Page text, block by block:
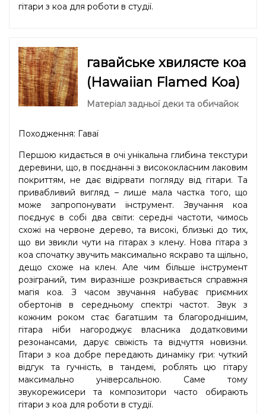
гітари з коа для роботи в студії.
гавайське хвилясте коа
(Hawaiian Flamed Koa)
Матеріал задньої деки та обичайок
Походження: Гаваї
Першою кидається в очі унікальна глибина текстури
деревини, що, в поєднанні з висококласним лаковим
покриттям, не дає відірвати погляду від гітари. Та
привабливий вигляд – лише мала частка того, що
може запропонувати інструмент. Звучання кoa
поєднує в собі два світи: середні частоти, чимось
схожі на червоне дерево, та високі, близькі до тих,
що ви звикли чути на гітарах з клену. Нова гітара з
коа спочатку звучить максимально яскраво та щільно,
дещо схоже на клен. Але чим більше інструмент
розіграний, тим виразніше розкривається справжня
магія коа. З часом звучання набуває приємних
обертонів в середньому спектрі частот. Звук з
кожним роком стає багатшим та благороднішим,
гітара ніби нагороджує власника додатковими
резонансами, дарує свіжість та відчуття новизни.
Гітари з коа добре передають динаміку гри: чуткий
відгук та гучність, в тандемі, роблять цю гітару
максимально універсальною. Саме тому
звукорежисери та композитори часто обирають
гітари з коа для роботи в студії.